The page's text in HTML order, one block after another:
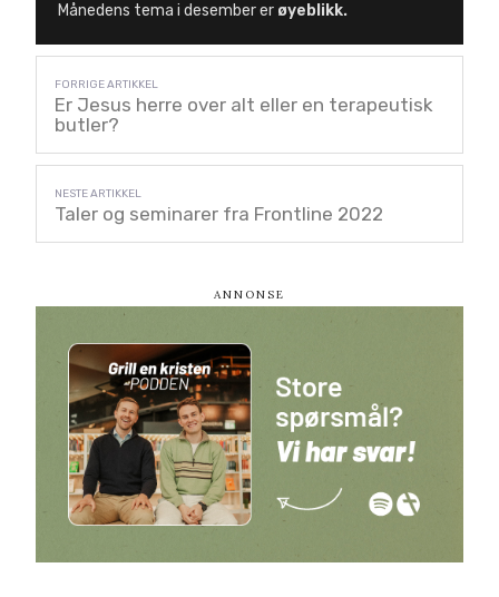
Månedens tema i desember er øyeblikk.
Er Jesus herre over alt eller en terapeutisk
butler?
Taler og seminarer fra Frontline 2022